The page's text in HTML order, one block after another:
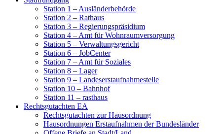
Station 1 – Ausländerbehörde
Station 2 – Rathaus
Station 3 – Regierungspräsidium
Station 4 – Amt für Wohnraumversorgung
Station 5 – Verwaltungsgericht
Station 6 – JobCenter
Station 7 – Amt für Soziales
Station 8 – Lager
Station 9 – Landeserstaufnahmestelle
Station 10 – Bahnhof
Station 11 – rasthaus
Rechtsgutachten EA
Rechtsgutachten zur Hausordnung
Hausordnungen Erstaufnahmen der Bundesländer